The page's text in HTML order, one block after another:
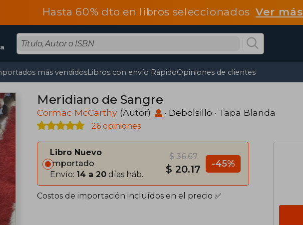
Hasta 60% dto en libros seleccionadosVer más
más vendidosLibros con envío RápidoOpiniones de clientes
Meridiano de Sangre
Cormac McCarthy (Autor) · Debolsillo · Tapa Blanda
26 opiniones
Libro Nuevo
Importado
Envío: 14 a 20 días háb.
$ 36.67
$ 20.17 -45%
Costos de importación incluídos en el precio ✅